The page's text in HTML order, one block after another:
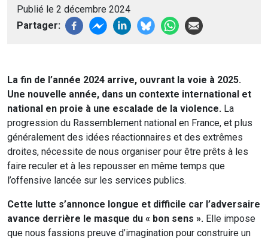
Publié le 2 décembre 2024
Partager
La fin de l’année 2024 arrive, ouvrant la voie à 2025.
Une nouvelle année, dans un contexte international et
national en proie à une escalade de la violence. La
progression du Rassemblement national en France, et plus
généralement des idées réactionnaires et des extrêmes
droites, nécessite de nous organiser pour être prêts à les
faire reculer et à les repousser en même temps que
l’offensive lancée sur les services publics.
Cette lutte s’annonce longue et difficile car l’adversaire
avance derrière le masque du « bon sens ». Elle impose
que nous fassions preuve d’imagination pour construire un